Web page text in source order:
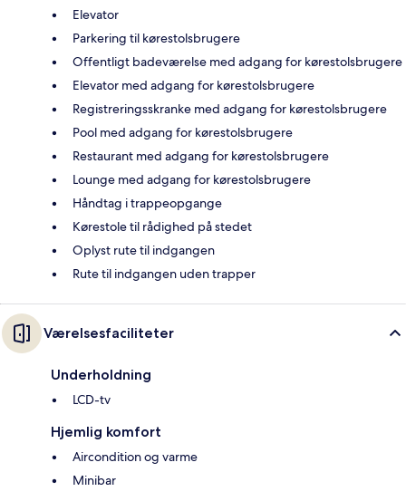
Elevator
Parkering til kørestolsbrugere
Offentligt badeværelse med adgang for kørestolsbrugere
Elevator med adgang for kørestolsbrugere
Registreringsskranke med adgang for kørestolsbrugere
Pool med adgang for kørestolsbrugere
Restaurant med adgang for kørestolsbrugere
Lounge med adgang for kørestolsbrugere
Håndtag i trappeopgange
Kørestole til rådighed på stedet
Oplyst rute til indgangen
Rute til indgangen uden trapper
Værelsesfaciliteter
Underholdning
LCD-tv
Hjemlig komfort
Aircondition og varme
Minibar